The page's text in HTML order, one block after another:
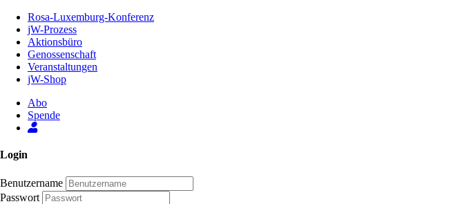
Inhalt
Seite
Rosa-Luxemburg-Konferenz
jW-Prozess
Aktionsbüro
Genossenschaft
Veranstaltungen
jW-Shop
Abo
Spende
Login
Benutzername
Passwort